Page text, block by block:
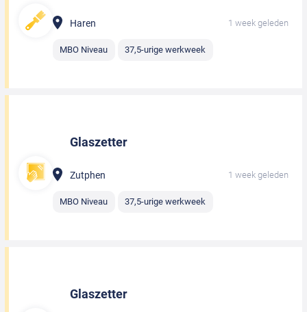
Haren 1 week geleden
MBO Niveau 37,5-urige werkweek
Glaszetter
Zutphen 1 week geleden
MBO Niveau 37,5-urige werkweek
Glaszetter